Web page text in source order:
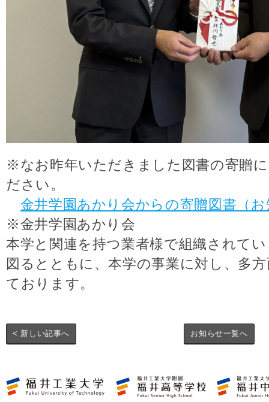
※なお昨年いただきました図書の寄贈
ださい。
金井学園あかり会からの寄贈図書（
※金井学園あかり会
本学と関連を持つ業者様で組織されて
図るとともに、本学の事業に対し、多
ております。
< 新しい記事へ お知らせ一覧へ